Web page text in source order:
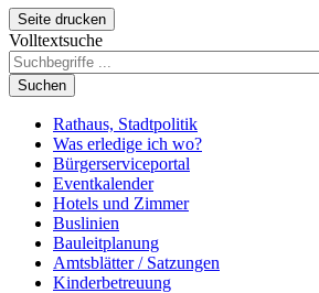
Seite drucken
Volltextsuche
Suchen
Rathaus, Stadtpolitik
Was erledige ich wo?
Bürgerserviceportal
Eventkalender
Hotels und Zimmer
Buslinien
Bauleitplanung
Amtsblätter / Satzungen
Kinderbetreuung